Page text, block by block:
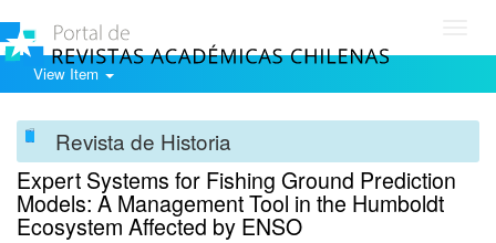
View Item
Revista de Historia
Expert Systems for Fishing Ground Prediction
Models: A Management Tool in the Humboldt
Ecosystem Affected by ENSO